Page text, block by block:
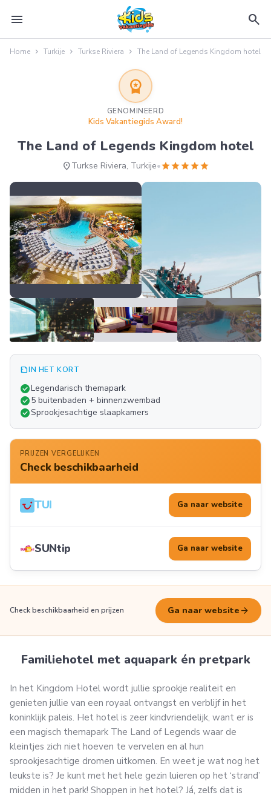
menu search
Home Turkije Turkse Riviera The Land of Legends Kingdom hotel
workspace_premium
GENOMINEERD
Kids Vakantiegids Award!
The Land of Legends Kingdom hotel
location_onTurkse Riviera, Turkije•starstarstarstarstar
summarizeIN HET KORT
check_circleLegendarisch themapark
check_circle5 buitenbaden + binnenzwembad
check_circleSprookjesachtige slaapkamers
PRIJZEN VERGELIJKEN
Check beschikbaarheid
TUI Ga naar website
SUNtip Ga naar website
Check beschikbaarheid en prijzen Ga naar website arrow_forward
Familiehotel met aquapark én pretpark
In het Kingdom Hotel wordt jullie sprookje realiteit en
genieten jullie van een royaal ontvangst en verblijf in het
koninklijk paleis. Het hotel is zeer kindvriendelijk, want er is
een magisch themapark The Land of Legends waar de
kleintjes zich niet hoeven te vervelen en al hun
sprookjesachtige dromen uitkomen. En weet je wat nog het
leukste is? Je kunt met het hele gezin luieren op het ‘strand’
midden in het park! Shoppen in het hotel? Já, zelfs dat is